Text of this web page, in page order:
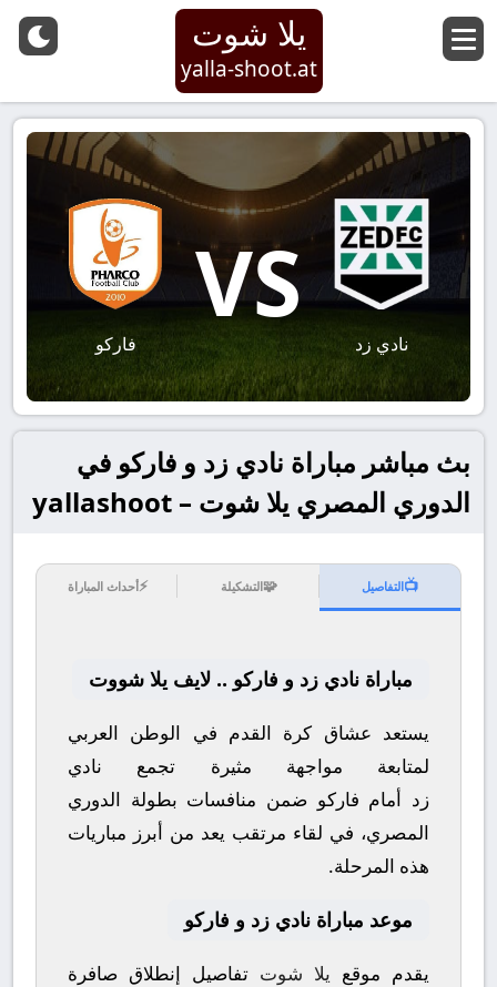
يلا شوت
yalla-shoot.at
نادي زد
VS
فاركو
بث مباشر مباراة نادي زد و فاركو في
الدوري المصري يلا شوت – yallashoot
📺التفاصيل 🧩التشكيلة ⚡أحداث المباراة
مباراة نادي زد و فاركو .. لايف يلا شووت
يستعد عشاق كرة القدم في الوطن العربي
لمتابعة مواجهة مثيرة تجمع نادي
زد أمام فاركو ضمن منافسات بطولة الدوري
المصري، في لقاء مرتقب يعد من أبرز مباريات
هذه المرحلة.
موعد مباراة نادي زد و فاركو
يقدم موقع يلا شوت تفاصيل إنطلاق صافرة